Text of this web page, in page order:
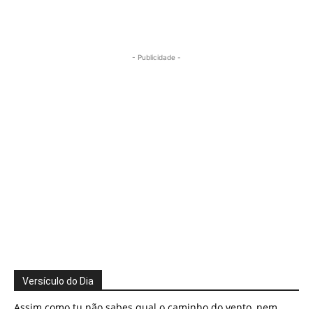
- Publicidade -
Versículo do Dia